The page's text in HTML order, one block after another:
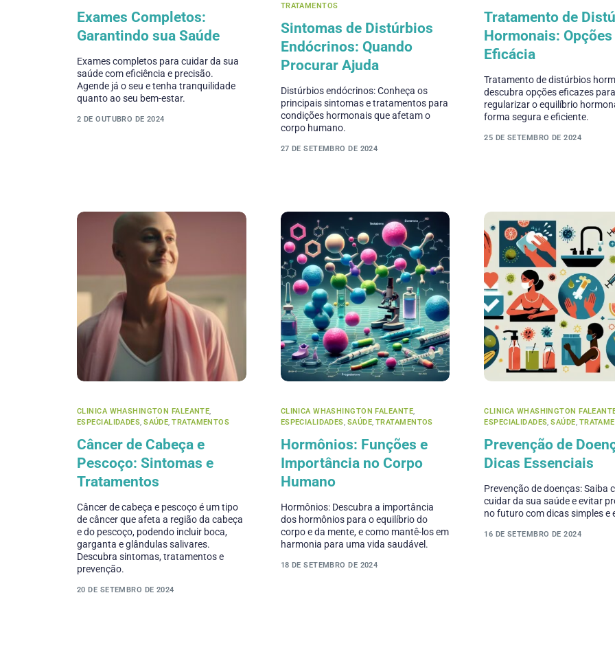
Exames Completos:
Garantindo sua Saúde
Exames completos para cuidar da sua
saúde com eficiência e precisão.
Agende já o seu e tenha tranquilidade
quanto ao seu bem-estar.
2 DE OUTUBRO DE 2024
TRATAMENTOS
Sintomas de Distúrbios
Endócrinos: Quando
Procurar Ajuda
Distúrbios endócrinos: Conheça os
principais sintomas e tratamentos para
condições hormonais que afetam o
corpo humano.
27 DE SETEMBRO DE 2024
Tratamento de
Hormonais: Opções
Eficácia
Tratamento de distúrbios
descubra opções eficazes
regularizar o equilíbrio
forma segura e eficiente.
25 DE SETEMBRO DE 2024
CLINICA WHASHINGTON FALEANTE,
ESPECIALIDADES,SAÚDE,TRATAMENTOS
Câncer de Cabeça e
Pescoço: Sintomas e
Tratamentos
Câncer de cabeça e pescoço é um tipo
de câncer que afeta a região da cabeça
e do pescoço, podendo incluir boca,
garganta e glândulas salivares.
Descubra sintomas, tratamentos e
prevenção.
20 DE SETEMBRO DE 2024
CLINICA WHASHINGTON FALEANTE,
ESPECIALIDADES, SAÚDE,TRATAMENTOS
Hormônios: Funções e
Importância no Corpo
Humano
Hormônios: Descubra a importância
dos hormônios para o equilíbrio do
corpo e da mente, e como mantê-los em
harmonia para uma vida saudável.
18 DE SETEMBRO DE 2024
CLINICA WHASHINGTON
ESPECIALIDADES,SAÚDE,
Prevenção de
Dicas Essenciais
Prevenção de doenças: Saiba
cuidar da sua saúde e evitar
no futuro com dicas simples e
16 DE SETEMBRO DE 2024